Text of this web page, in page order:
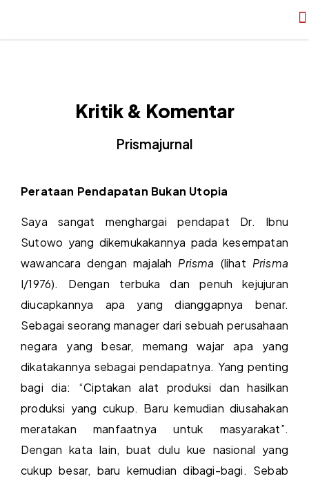
Kritik & Komentar
Prismajurnal
Perataan Pendapatan Bukan Utopia
Saya sangat menghargai pendapat Dr. Ibnu
Sutowo yang dikemukakannya pada kesempatan
wawancara dengan majalahPrisma (lihat Prisma
I/1976). Dengan terbuka dan penuh kejujuran
diucapkannya apa yang dianggapnya benar.
Sebagai seorang manager dari sebuah perusahaan
negara yang besar, memang wajar apa yang
dikatakannya sebagai pendapatnya. Yang penting
bagi dia: “Ciptakan alat produksi dan hasilkan
produksi yang cukup. Baru kemudian diusahakan
meratakan manfaatnya untuk masyarakat”.
Dengan kata lain, buat dulu kue nasional yang
cukup besar, baru kemudian dibagi-bagi. Sebab